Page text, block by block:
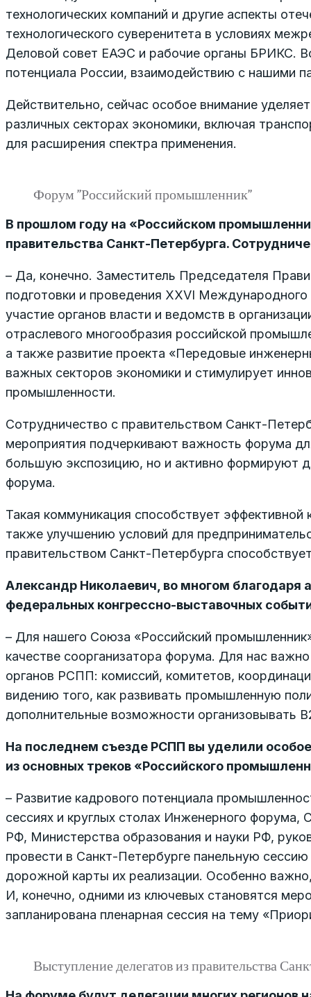
технологических компаний и другие аспекты
технологического суверенитета в условиях
Деловой совет ЕАЭС и рабочие органы БРИКС.
потенциала России, взаимодействию с нашими
Действительно, сейчас особое внимание
различных секторах экономики, включая
для расширения спектра применения.
Форум ”Российский промышленник”
В прошлом году на «Российском
правительства Санкт-Петербурга.
– Да, конечно. Заместитель Председателя
подготовки и проведения XXVI
участие органов власти и ведомств в
отраслевого многообразия российской
а также развитие проекта «Передовые
важных секторов экономики и стимулирует
промышленности.
Сотрудничество с правительством Санкт-
мероприятия подчеркивают важность форума
большую экспозицию, но и активно формируют
форума.
Такая коммуникация способствует эффективной
также улучшению условий для
правительством Санкт-Петербурга
Александр Николаевич, во многом
федеральных конгрессно-выставочных
– Для нашего Союза «Российский
качестве соорганизатора форума. Для нас
органов РСПП: комиссий, комитетов,
видению того, как развивать промышленную
дополнительные возможности организовывать
На последнем съезде РСПП вы уделили
из основных треков «Российского
– Развитие кадрового потенциала
сессиях и круглых столах Инженерного форума,
РФ, Министерства образования и науки РФ,
провести в Санкт-Петербурге панельную
дорожной карты их реализации. Особенно
И, конечно, одними из ключевых становятся
запланирована пленарная сессия на тему
Выступление делегатов из правительства